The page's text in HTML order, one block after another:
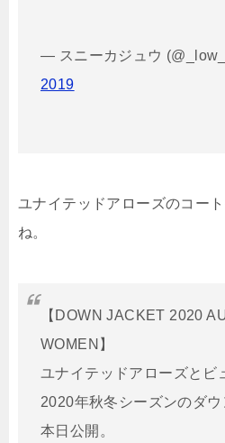
— スニーカジュウ
2019
ユナイテッドアローズのコー
ね。
【DOWN JACKET 2020
WOMEN】
ユナイテッドアローズとビ
2020年秋冬シーズンのダ
本日公開。